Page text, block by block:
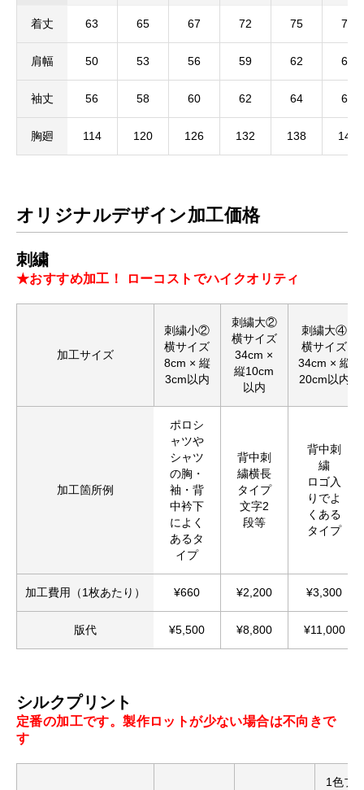
着丈 63 65 67 72 75 75
肩幅 50 53 56 59 62 62
袖丈 56 58 60 62 64 64
胸廻 114 120 126 132 138 144
オリジナルデザイン加工価格
刺繍
★おすすめ加工！ ローコストでハイクオリティ
加工サイズ
刺繍小②
横サイズ
8cm × 縦
3cm以内
刺繍大②
横サイズ
34cm ×
縦10cm
以内
刺繍大④
横サイズ
34cm × 縦
20cm以内
加工箇所例
ポロシ
ャツや
シャツ
の胸・
袖・背
中衿下
によく
あるタ
イプ
背中刺
繍横長
タイプ
文字2
段等
背中刺
繍
ロゴ入
りでよ
くある
タイプ
加工費用（1枚あたり） ¥660 ¥2,200 ¥3,300
版代 ¥5,500 ¥8,800 ¥11,000
シルクプリント
定番の加工です。製作ロットが少ない場合は不向きで
す
1色プ